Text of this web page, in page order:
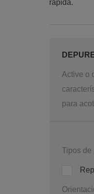
rápida.
Active o
para
Tipos de